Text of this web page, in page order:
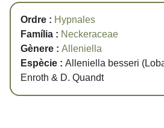
Ordre : Hypnales
Família : Neckeraceae
Gènere : Alleniella
Espècie : Alleniella besseri
Enroth & D. Quandt